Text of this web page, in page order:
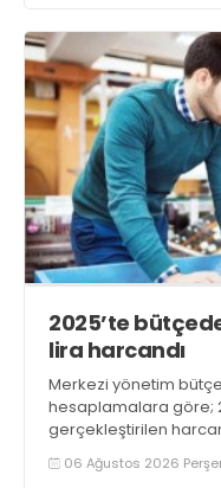
2025’te
lira harcandı
Merkezi yönetim
hesaplamalara göre;
gerçekleştirilen
Ar-Ge
içerisindeki oranı
06 Ağustos 2026